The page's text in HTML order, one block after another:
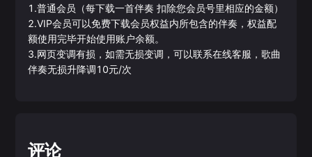
1.普通会员（每下载一首伴奏 扣除您会员号里相应的金额）
2.VIP会员可以免费下载会员权益内所包含的伴奏，权益配
额使用完毕开始使用账户余额。
3.网页变调有损，如需无损变调，可以联系在线客服，歌曲
伴奏无损升降调10元/次
评论